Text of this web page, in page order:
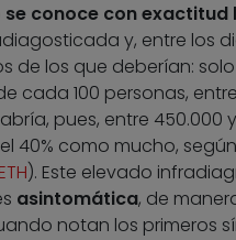
se conoce con
y, entre los
de los que deberían:
cada 100 personas,
pues, entre
40% como mucho,
). Este elevado
asintomática, de
notan los primeros